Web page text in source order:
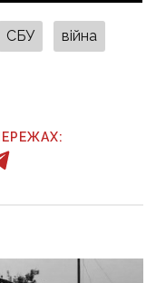
СБУ війна